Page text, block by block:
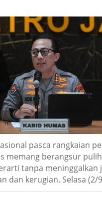
pasca rangkaian
memang berangsur
tanpa meninggalkan
dan kerugian. Selasa (2/